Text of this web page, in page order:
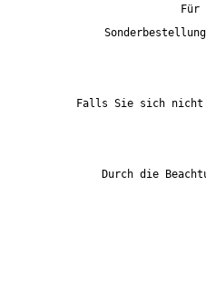
Für
Falls Sie sich nicht
Durch die